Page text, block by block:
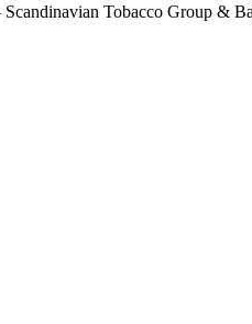
Tobacco Group &